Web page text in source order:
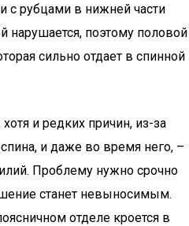
с рубцами в нижней части
нарушается, поэтому половой
сильно отдает в спинной
и редких причин, из-за
и даже во время него, –
Проблему нужно срочно
станет невыносимым.
отделе кроется в